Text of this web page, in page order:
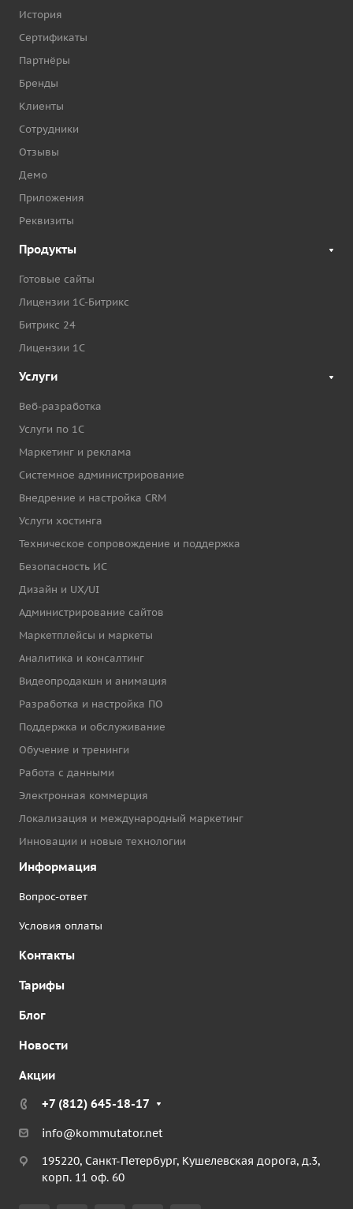
История
Сертификаты
Партнёры
Бренды
Клиенты
Сотрудники
Отзывы
Демо
Приложения
Реквизиты
Продукты
Готовые сайты
Лицензии 1С-Битрикс
Битрикс 24
Лицензии 1С
Услуги
Веб-разработка
Услуги по 1С
Маркетинг и реклама
Системное администрирование
Внедрение и настройка CRM
Услуги хостинга
Техническое сопровождение и поддержка
Безопасность ИС
Дизайн и UX/UI
Администрирование сайтов
Маркетплейсы и маркеты
Аналитика и консалтинг
Видеопродакшн и анимация
Разработка и настройка ПО
Поддержка и обслуживание
Обучение и тренинги
Работа с данными
Электронная коммерция
Локализация и международный маркетинг
Инновации и новые технологии
Информация
Вопрос-ответ
Условия оплаты
Контакты
Тарифы
Блог
Новости
Акции
+7 (812) 645-18-17
info@kommutator.net
195220, Санкт-Петербург, Кушелевская дорога, д.3,
корп. 11 оф. 60